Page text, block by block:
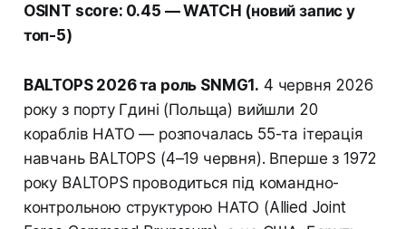
OSINT score: 0.45 — WATCH (новий запис у
топ-5)
BALTOPS 2026 та роль SNMG1. 4 червня 2026
року з порту Гдині (Польща) вийшли 20
кораблів НАТО — розпочалась 55-та ітерація
навчань BALTOPS (4–19 червня). Вперше з 1972
року BALTOPS проводиться під командно-
контрольною структурою НАТО (Allied Joint